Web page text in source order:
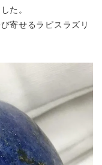
た。
寄せるラピスラズリ